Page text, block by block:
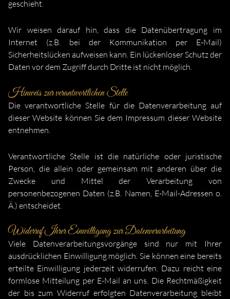
geschieht.
Wir weisen darauf hin, dass die Datenübertragung im
Internet (z.B. bei der Kommunikation per E-Mail)
Sicherheitslücken aufweisen kann. Ein lückenloser Schutz der
Daten vor dem Zugriff durch Dritte ist nicht möglich.
Hinweis zur verantwortlichen Stelle
Die verantwortliche Stelle für die Datenverarbeitung auf
dieser Website können Sie dem Impressum dieser Website
entnehmen.
Verantwortliche Stelle ist die natürliche oder juristische
Person, die allein oder gemeinsam mit anderen über die
Zwecke und Mittel der Verarbeitung von
personenbezogenen Daten (z.B. Namen, E-Mail-Adressen o.
Ä.) entscheidet.
Widerruf Ihrer Einwilligung zur Datenverarbeitung
Viele Datenverarbeitungsvorgänge sind nur mit Ihrer
ausdrücklichen Einwilligung möglich. Sie können eine bereits
erteilte Einwilligung jederzeit widerrufen. Dazu reicht eine
formlose Mitteilung per E-Mail an uns. Die Rechtmäßigkeit
der bis zum Widerruf erfolgten Datenverarbeitung bleibt